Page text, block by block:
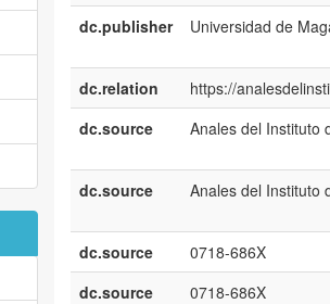
dc.publisher
Universidad de
dc.relation
https://
dc.source
Anales del Instituto
dc.source
Anales del Instituto
dc.source
0718-686X
dc.source
0718-686X